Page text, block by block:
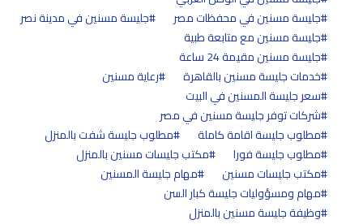
جليسة مسنين في محفظات مصر
جليسة مسنين في مدينة نصر
جليسة مسنين مع متابعة طبية
جليسة مسنين مقيمة 24 ساعة
خدمات جليسة مسنين بالقاهرة
رعاية مسنين
سعر جليسة المسنين في البيت
شركات توفر جليسة مسنين في مصر
مطلوب جليسة اقامة كاملة
مطلوب جليسة شفت بالمنزل
مطلوب جليسة فورا
مكتب جليسات مسنين بالمنزل
مكتب جليسات مسنين
مهام جليسة المسنين
مهام ومسؤوليات جليسة كبار السن
وظيفة جليسة مسنين بالمنزل